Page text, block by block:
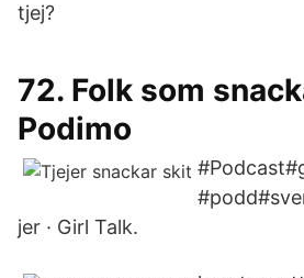
tjej?
72. Folk som
Podimo
jer · Girl Talk.